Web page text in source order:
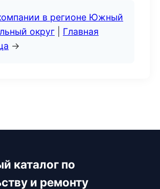
в регионе Южный
округ
Главная
→
каталог по
и ремонту